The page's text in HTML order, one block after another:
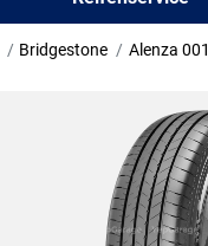
Bridgestone Alenza 001